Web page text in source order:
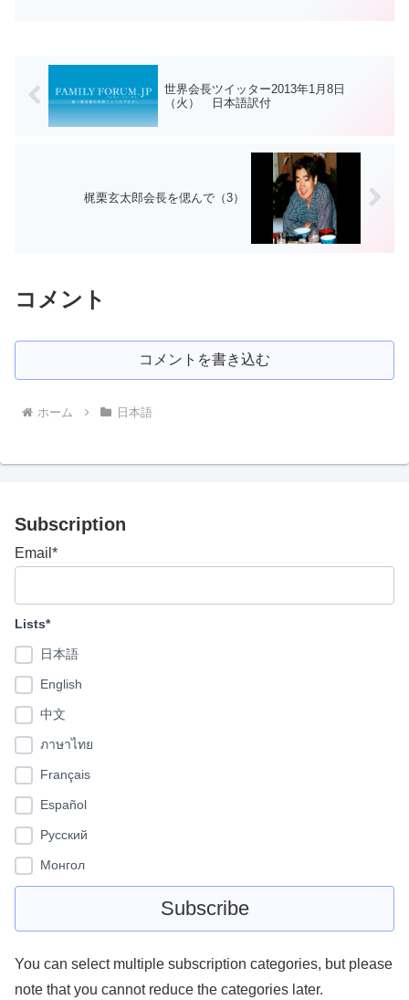
世界会長ツイッター2013年1月8日
（火） 日本語訳付
梶栗玄太郎会長を偲んで（3）
コメント
コメントを書き込む
ホーム 日本語
Subscription
Email*
Lists*
日本語
English
中文
ภาษาไทย
Français
Español
Pусский
Монгол
You can select multiple subscription categories, but please
note that you cannot reduce the categories later.